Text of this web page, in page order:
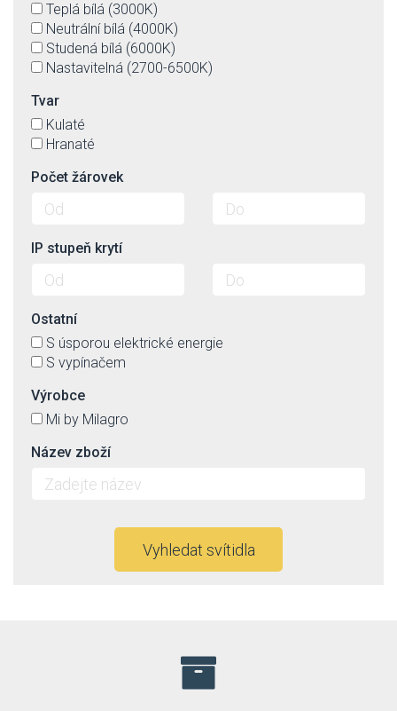
Teplá bílá (3000K)
Neutrální bílá (4000K)
Studená bílá (6000K)
Nastavitelná (2700-6500K)
Tvar
Kulaté
Hranaté
Počet žárovek
IP stupeň krytí
Ostatní
S úsporou elektrické energie
S vypínačem
Výrobce
Mi by Milagro
Název zboží
Vyhledat svítidla